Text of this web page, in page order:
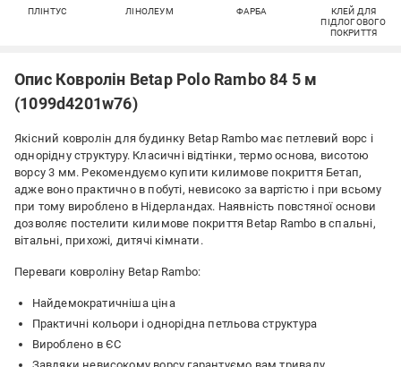
ПЛІНТУС ЛІНОЛЕУМ ФАРБА
КЛЕЙ ДЛЯ
ПІДЛОГОВОГО
ПОКРИТТЯ
Опис Ковролін Betap Polo Rambo 84 5 м
(1099d4201w76)
Якісний ковролін для будинку Betap Rambo має петлевий ворс і
однорідну структуру. Класичні відтінки, термо основа, висотою
ворсу 3 мм. Рекомендуємо купити килимове покриття Бетап,
адже воно практично в побуті, невисоко за вартістю і при всьому
при тому вироблено в Нідерландах. Наявність повстяної основи
дозволяє постелити килимове покриття Betap Rambo в спальні,
вітальні, прихожі, дитячі кімнати.
Переваги ковроліну Betap Rambo:
Найдемократичніша ціна
Практичні кольори і однорідна петльова структура
Вироблено в ЄС